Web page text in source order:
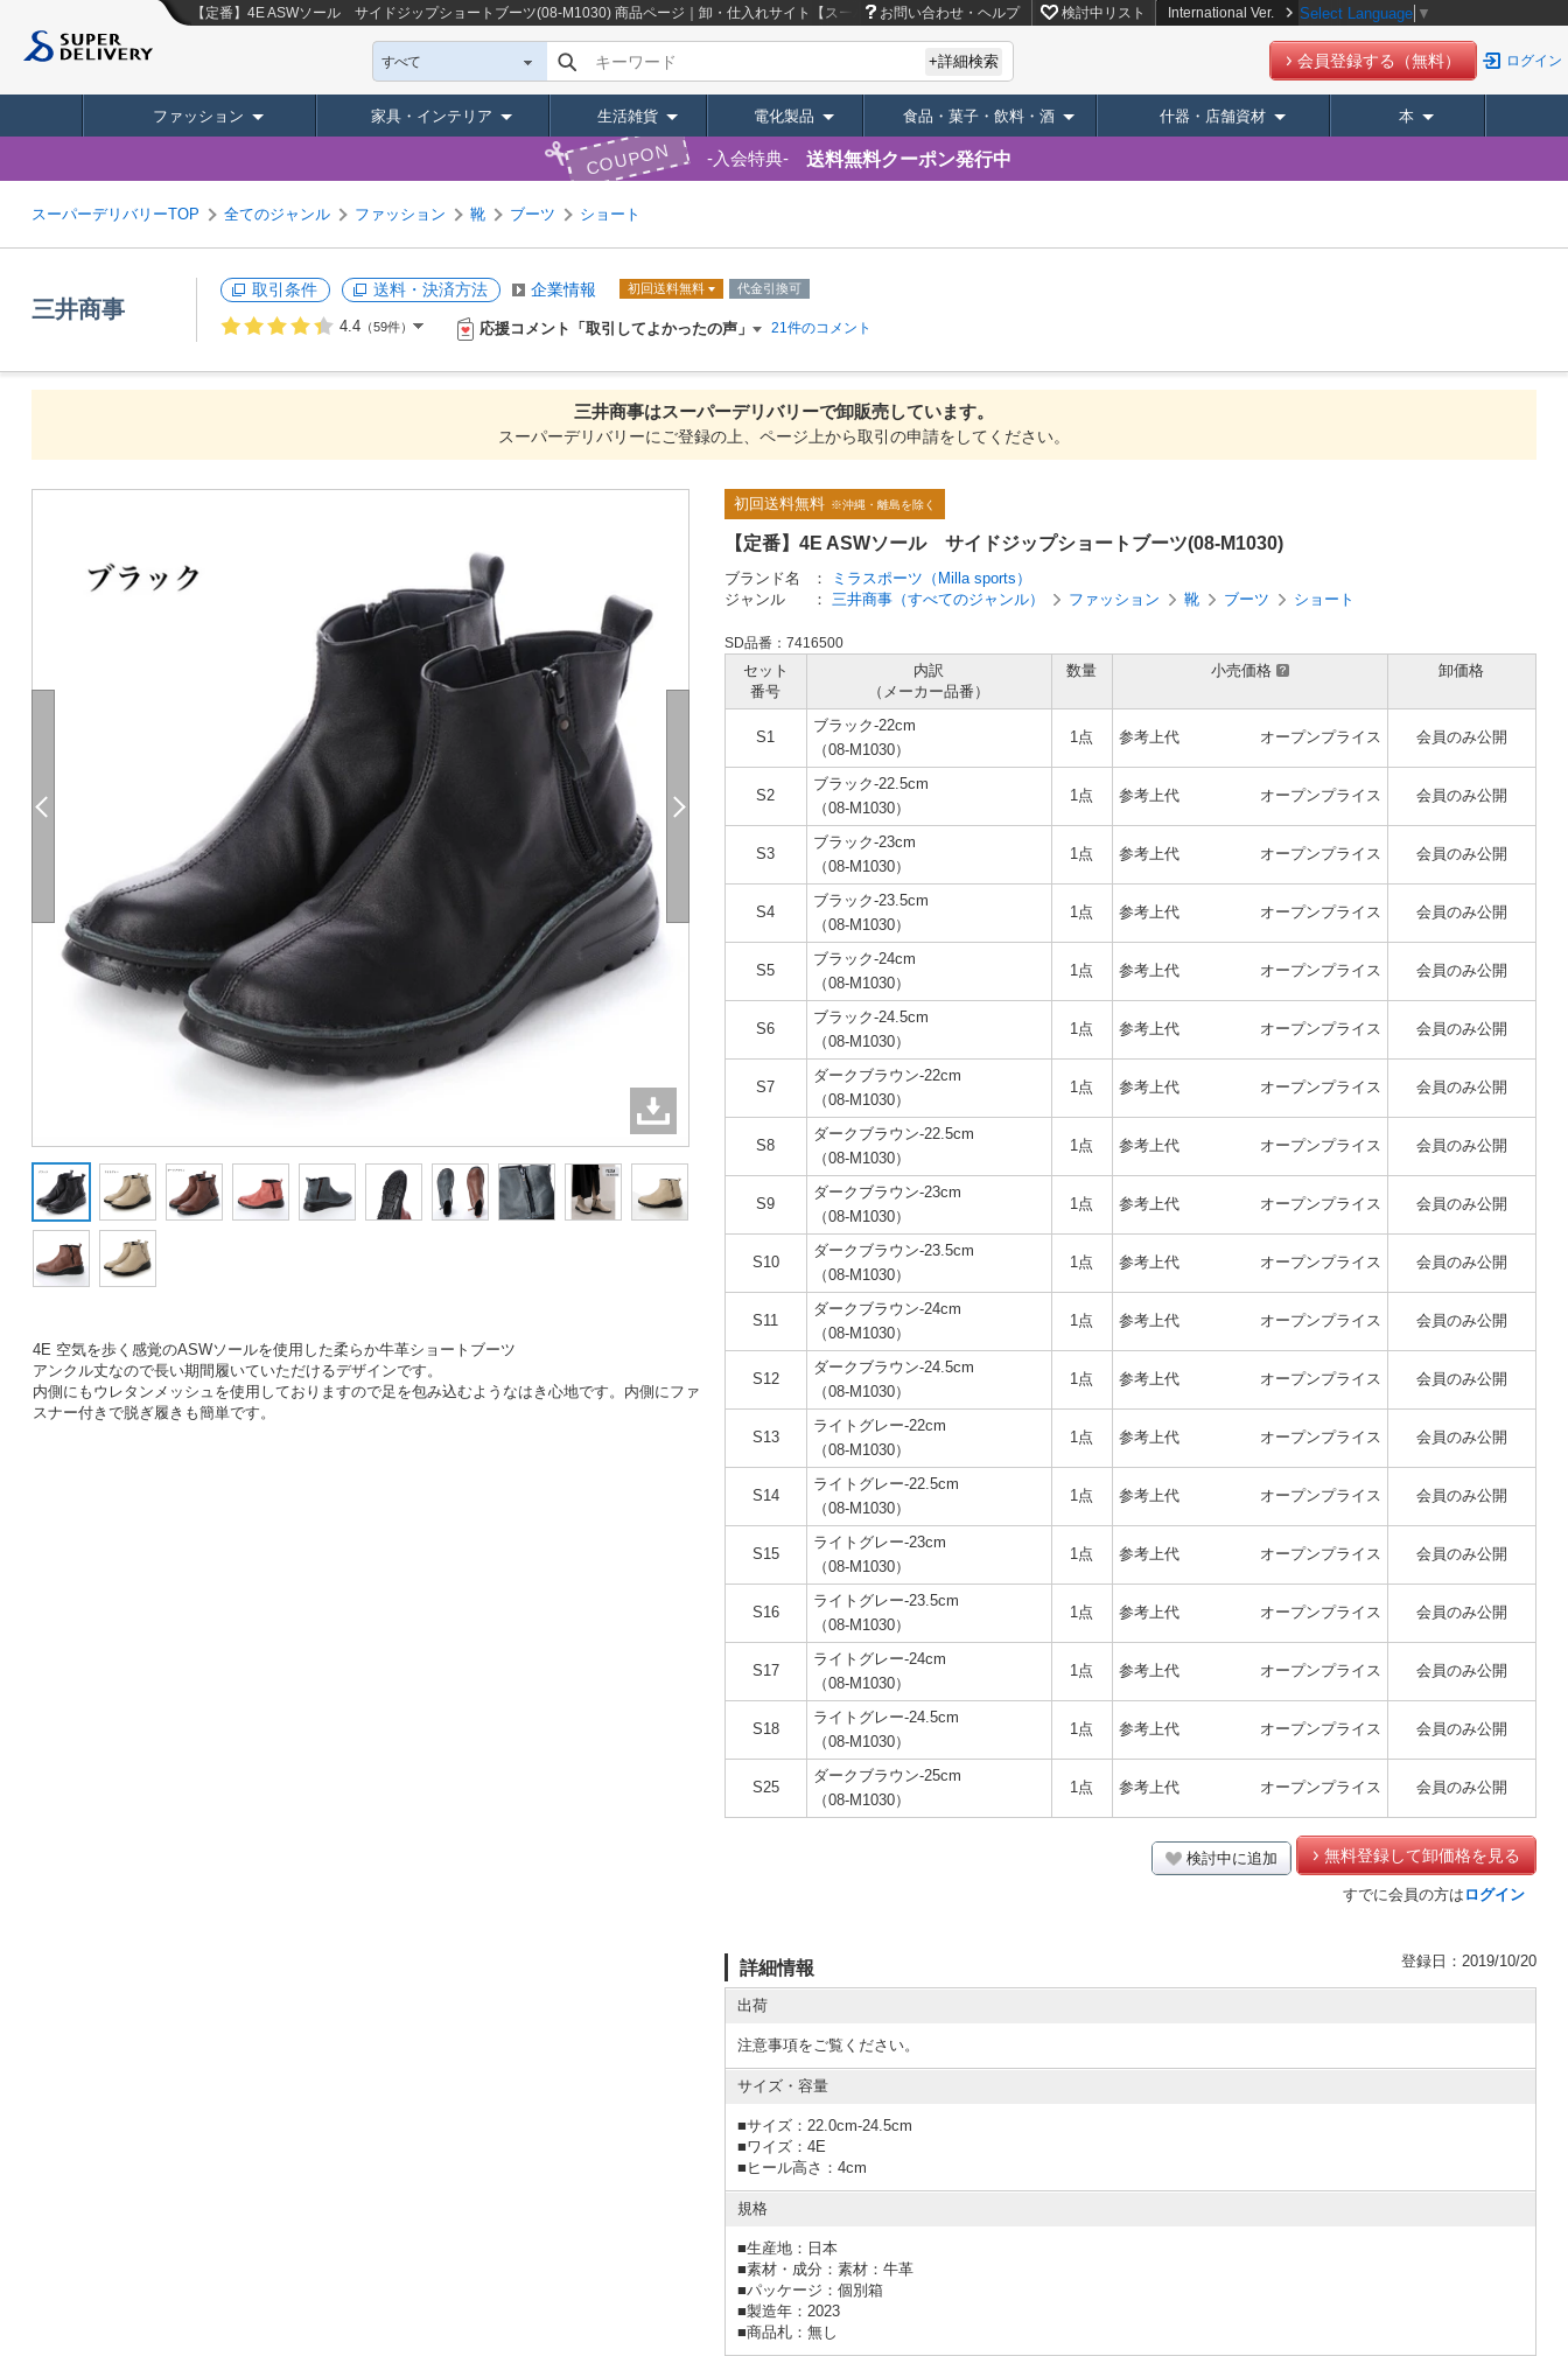
【定番】4E ASWソール サイドジップショートブーツ(08-M1030) 商品ページ｜卸・仕入れサイト【スーパーデリバリー】
お問い合わせ・ヘルプ 検討中リスト International Ver. Select Language ▼
すべて キーワード +詳細検索 会員登録する（無料） ログイン
ファッション 家具・インテリア 生活雑貨 電化製品 食品・菓子・飲料・酒 什器・店舗資材 本
COUPON 入会特典 送料無料クーポン発行中
スーパーデリバリーTOP 全てのジャンル ファッション 靴 ブーツ ショート
三井商事
取引条件 送料・決済方法 企業情報 初回送料無料 代金引換可
4.4（59件） 応援コメント「取引してよかったの声」 21件のコメント
三井商事はスーパーデリバリーで卸販売しています。
スーパーデリバリーにご登録の上、ページ上から取引の申請をしてください。
4E 空気を歩く感覚のASWソールを使用した柔らか牛革ショートブーツ
アンクル丈なので長い期間履いていただけるデザインです。
内側にもウレタンメッシュを使用しておりますので足を包み込むようなはき心地です。内側にファ
スナー付きで脱ぎ履きも簡単です。
初回送料無料 ※沖縄・離島を除く
【定番】4E ASWソール サイドジップショートブーツ(08-M1030)
ブランド名 ：
ミラスポーツ（Milla sports）
ジャンル
： 三井商事（すべてのジャンル） ファッション 靴 ブーツ ショート
SD品番：7416500
セット
番号
内訳
（メーカー品番）
数量 小売価格 卸価格
S1
ブラック-22cm
（08-M1030）
1点 参考上代 オープンプライス 会員のみ公開
S2
ブラック-22.5cm
（08-M1030）
1点 参考上代 オープンプライス 会員のみ公開
S3
ブラック-23cm
（08-M1030）
1点 参考上代 オープンプライス 会員のみ公開
S4
ブラック-23.5cm
（08-M1030）
1点 参考上代 オープンプライス 会員のみ公開
S5
ブラック-24cm
（08-M1030）
1点 参考上代 オープンプライス 会員のみ公開
S6
ブラック-24.5cm
（08-M1030）
1点 参考上代 オープンプライス 会員のみ公開
S7
ダークブラウン-22cm
（08-M1030）
1点 参考上代 オープンプライス 会員のみ公開
S8
ダークブラウン-22.5cm
（08-M1030）
1点 参考上代 オープンプライス 会員のみ公開
S9
ダークブラウン-23cm
（08-M1030）
1点 参考上代 オープンプライス 会員のみ公開
S10
ダークブラウン-23.5cm
（08-M1030）
1点 参考上代 オープンプライス 会員のみ公開
S11
ダークブラウン-24cm
（08-M1030）
1点 参考上代 オープンプライス 会員のみ公開
S12
ダークブラウン-24.5cm
（08-M1030）
1点 参考上代 オープンプライス 会員のみ公開
S13
ライトグレー-22cm
（08-M1030）
1点 参考上代 オープンプライス 会員のみ公開
S14
ライトグレー-22.5cm
（08-M1030）
1点 参考上代 オープンプライス 会員のみ公開
S15
ライトグレー-23cm
（08-M1030）
1点 参考上代 オープンプライス 会員のみ公開
S16
ライトグレー-23.5cm
（08-M1030）
1点 参考上代 オープンプライス 会員のみ公開
S17
ライトグレー-24cm
（08-M1030）
1点 参考上代 オープンプライス 会員のみ公開
S18
ライトグレー-24.5cm
（08-M1030）
1点 参考上代 オープンプライス 会員のみ公開
S25
ダークブラウン-25cm
（08-M1030）
1点 参考上代 オープンプライス 会員のみ公開
検討中に追加 無料登録して卸価格を見る
すでに会員の方は ログイン
詳細情報 登録日：2019/10/20
出荷
注意事項をご覧ください。
サイズ・容量
■サイズ：22.0cm-24.5cm
■ワイズ：4E
■ヒール高さ：4cm
規格
■生産地：日本
■素材・成分：素材：牛革
■パッケージ：個別箱
■製造年：2023
■商品札：無し